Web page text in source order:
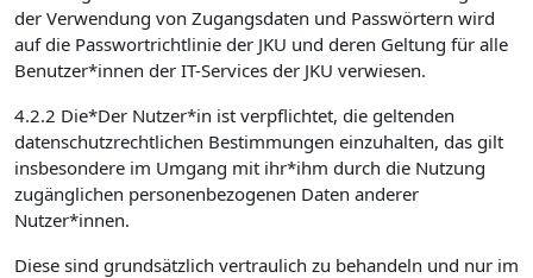
der Verwendung von Zugangsdaten und Passwörtern wird
auf die Passwortrichtlinie der JKU und deren Geltung für alle
Benutzer*innen der IT-Services der JKU verwiesen.
4.2.2 Die*Der Nutzer*in ist verpflichtet, die geltenden
datenschutzrechtlichen Bestimmungen einzuhalten, das gilt
insbesondere im Umgang mit ihr*ihm durch die Nutzung
zugänglichen personenbezogenen Daten anderer
Nutzer*innen.
Diese sind grundsätzlich vertraulich zu behandeln und nur im